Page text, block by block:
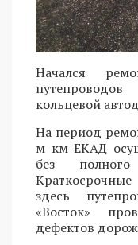
Начался
кольцевой
На период
м км ЕКАД
без
здесь
«Восток»
дефектов